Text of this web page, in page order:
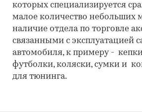
которых специализируется
малое количество небольших
наличие отдела по торговле
связанными с эксплуатацией
автомобиля, к примеру -
футболки, коляски, сумки и
для тюнинга.